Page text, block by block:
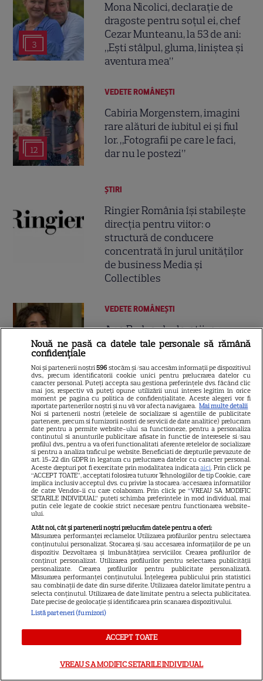
3
Mona Nicolici, declarație de
dragoste pentru soțul ei, chef
Cezar Munteanu, la 53 de ani:
„Ești stâlpul, gluma, liniștea și
aventura mea”
12
VEDETE ROMÂNEŞTI
Cabiria Morgenstern, imagini
rare alături de iubitul ei și fiul
lor. „Fotografii pe care le faci,
dar nu le postezi”
ȘTIRI
Ringier România își stabilește
direcția pentru viitor: o
structură de conducere
concentrată în jurul unităților
de business Media și
Collectibles
13
VEDETE ROMÂNEŞTI
Ana Bodea, declarații rare
despre iubirea cu Valentin
plutire când lucrurile devin
dificile”
20
VEDETE STRĂINE
Jennifer Lopez, vacanță de
neuitat cu gemenii Max și
Emme înainte de plecarea la
facultate. Imagini rare din
Veneția
21
„Mireasa” revine cu sezonul 14.
Antena 1 a anunțat data
premierei și surprizele din
„Regatul inimii”
VEDETE ROMÂNEŞTI
Maria Buză, secretul unei
ani: „Mie îmi place cum
îmbătrânesc”
Nouă ne pasă ca datele tale personale să rămână
confidențiale
Noi și partenerii noștri596 stocăm și/sau accesăm informații pe dispozitivul
dvs., precum identificatorii cookie unici pentru prelucrarea datelor cu
caracter personal. Puteți accepta sau gestiona preferințele dvs. făcând clic
mai jos, respectiv vă puteți opune utilizării unui interes legitim în orice
moment pe pagina cu politica de confidențialitate. Aceste alegeri vor fi
raportate partenerilor noștri și nu vă vor afecta navigarea. Mai multe detalii
Noi si partenerii nostri (retelele de socializare si agentiile de publicitate
partenere, precum si furnizorii nostri de servicii de date analitice) prelucram
date pentru a permite website-ului sa functioneze, pentru a personaliza
continutul si anunturile publicitare afisate in functie de interesele si/sau
profilul dvs., pentru a va oferi functionalitati aferente retelelor de socializare
si pentru a analiza traficul pe website. Beneficiati de drepturile prevazute de
art. 15-22 din GDPR in legatura cu prelucrarea datelor cu caracter personal.
Aceste drepturi pot fi exercitate prin modalitatea indicataaici. Prin click pe
“ACCEPT TOATE”, acceptati folosirea tuturor Tehnologiilor de tip Cookie, care
implica inclusiv acceptul dvs. cu privire la stocarea/accesarea informatiilor
de catre Vendor-ii cu care colaboram. Prin click pe “VREAU SA MODIFIC
SETARILE INDIVIDUAL” puteti schimba preferintele in mod individual, mai
putin cele legate de cookie strict necesare pentru functionarea website-
ului.
Atât noi, cât și partenerii noștri prelucrăm datele pentru a oferi:
Măsurarea performanței reclamelor. Utilizarea profilurilor pentru selectarea
conținutului personalizat. Stocarea și/sau accesarea informațiilor de pe un
dispozitiv. Dezvoltarea și îmbunătățirea serviciilor. Crearea profilurilor de
conținut personalizat. Utilizarea profilurilor pentru selectarea publicității
personalizate. Crearea profilurilor pentru publicitate personalizată.
Măsurarea performanței conținutului. Înțelegerea publicului prin statistici
sau combinații de date din surse diferite. Utilizarea datelor limitate pentru a
selecta conținutul. Utilizarea de date limitate pentru a selecta publicitatea.
Date precise de geolocație și identificarea prin scanarea dispozitivului.
Listă parteneri (furnizori)
ACCEPT TOATE
VREAU SA MODIFIC SETARILE INDIVIDUAL